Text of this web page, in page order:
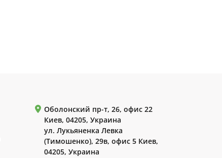
Оболонский пр-т, 26, офис 22
Киев, 04205, Украина
ул. Лукьяненка Левка
(Тимошенко), 29в, офис 5 Киев,
04205, Украина